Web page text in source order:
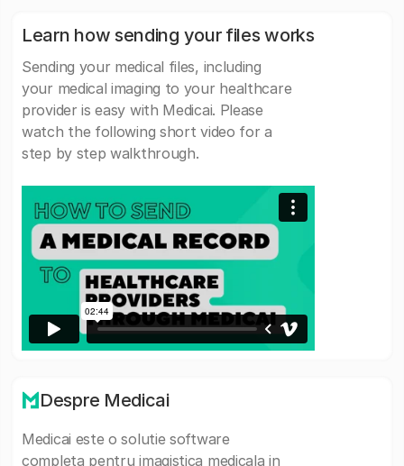
Learn how sending your files works
Sending your medical files, including
your medical imaging to your healthcare
provider is easy with Medicai. Please
watch the following short video for a
step by step walkthrough.
Despre Medicai
Medicai este o solutie software
completa pentru imagistica medicala in